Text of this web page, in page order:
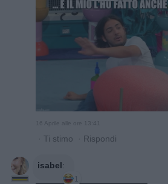
16 Aprile alle ore 13:41
· Ti stimo · Rispondi
isabel:
1